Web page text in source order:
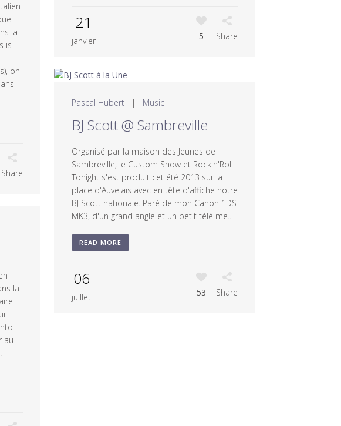
21
janvier 5
Share
la
is
on
Share
Pascal Hubert | Music
BJ Scott @ Sambreville
Organisé par la maison des Jeunes de
Sambreville, le Custom Show et Rock'n'Roll
Tonight s'est produit cet été 2013 sur la
place d'Auvelais avec en tête d'affiche notre
BJ Scott nationale. Paré de mon Canon 1DS
MK3, d'un grand angle et un petit télé me...
READ MORE
06
juillet 53 Share
la
au